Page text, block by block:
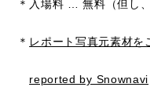
＊入場料 … 無料（但し
＊ レポート写真元素材を
reported by Snownavi